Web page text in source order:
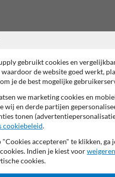
gebruikt cookies en
waardoor de website goed werkt,
je de best mogelijke
we marketing cookies en
wij en derde partijen
tonen
cookiebeleid.
"Cookies accepteren" te klikken, ga
Indien je kiest voorweigeren
cookies.